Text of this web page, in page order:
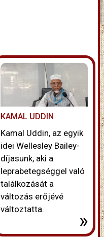
KAMAL UDDIN
Kamal Uddin, az egyik
idei Wellesley Bailey-
díjasunk, aki a
leprabetegséggel való
találkozását a
változás erőjévé
változtatta.
»